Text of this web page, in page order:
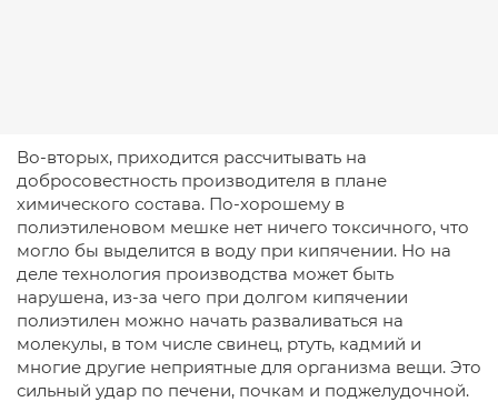
Во-вторых, приходится рассчитывать на
добросовестность производителя в плане
химического состава. По-хорошему в
полиэтиленовом мешке нет ничего токсичного, что
могло бы выделится в воду при кипячении. Но на
деле технология производства может быть
нарушена, из-за чего при долгом кипячении
полиэтилен можно начать разваливаться на
молекулы, в том числе свинец, ртуть, кадмий и
многие другие неприятные для организма вещи. Это
сильный удар по печени, почкам и поджелудочной.